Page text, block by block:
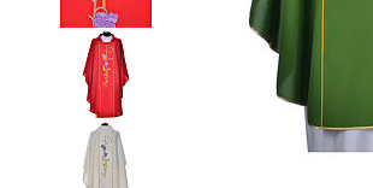
Previous
slide
Next
slide